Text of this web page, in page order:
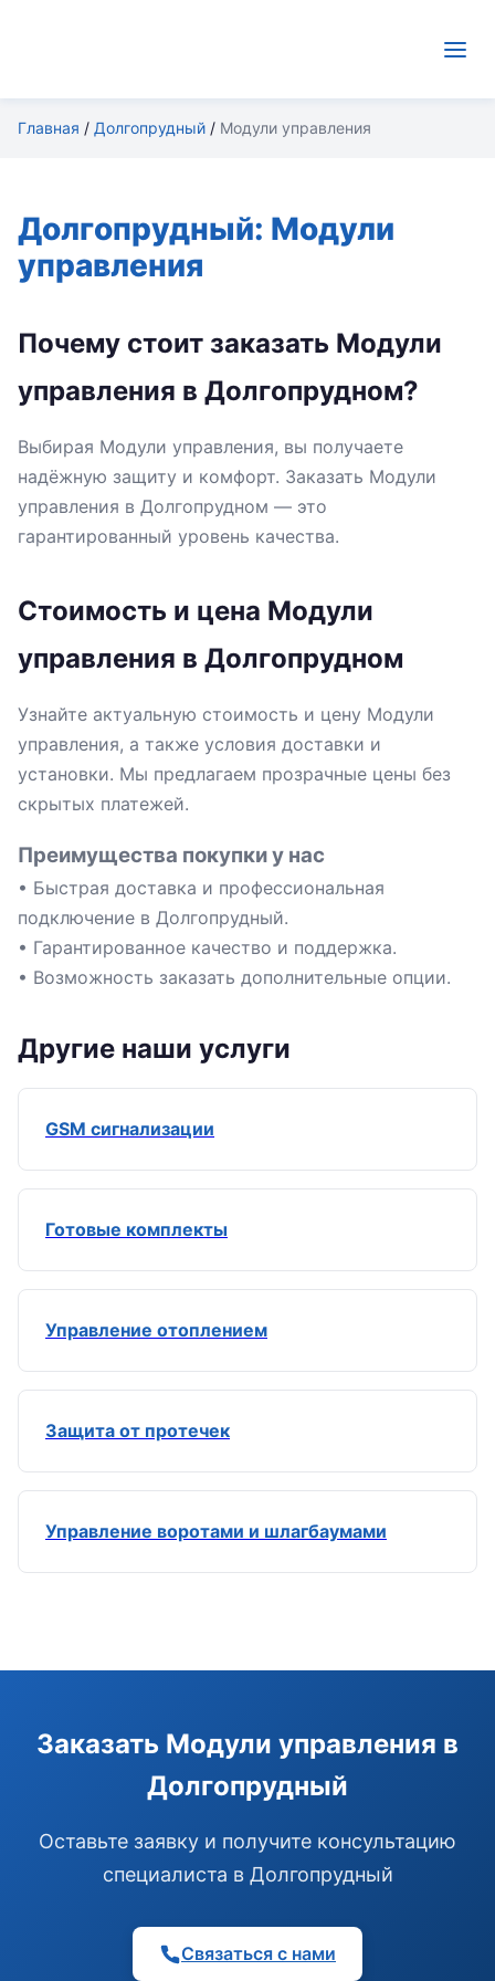
Главная / Долгопрудный / Модули управления
Долгопрудный: Модули
управления
Почему стоит заказать Модули
управления в Долгопрудном?
Выбирая Модули управления, вы получаете
надёжную защиту и комфорт. Заказать Модули
управления в Долгопрудном — это
гарантированный уровень качества.
Стоимость и цена Модули
управления в Долгопрудном
Узнайте актуальную стоимость и цену Модули
управления, а также условия доставки и
установки. Мы предлагаем прозрачные цены без
скрытых платежей.
Преимущества покупки у нас
• Быстрая доставка и профессиональная
подключение в Долгопрудный.
• Гарантированное качество и поддержка.
• Возможность заказать дополнительные опции.
Другие наши услуги
GSM сигнализации
Готовые комплекты
Управление отоплением
Защита от протечек
Управление воротами и шлагбаумами
Заказать Модули управления в
Долгопрудный
Оставьте заявку и получите консультацию
специалиста в Долгопрудный
Связаться с нами
модуль управления или готовый комплект.
Подобрать сигнализацию